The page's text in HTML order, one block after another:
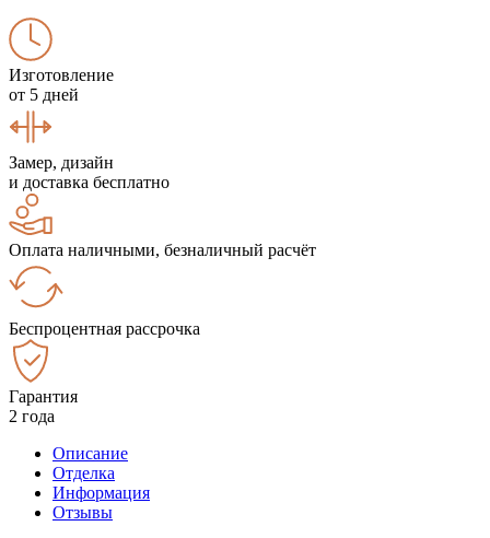
Изготовление
от 5 дней
Замер, дизайн
и доставка бесплатно
Оплата наличными, безналичный расчёт
Беспроцентная рассрочка
Гарантия
2 года
Описание
Отделка
Информация
Отзывы